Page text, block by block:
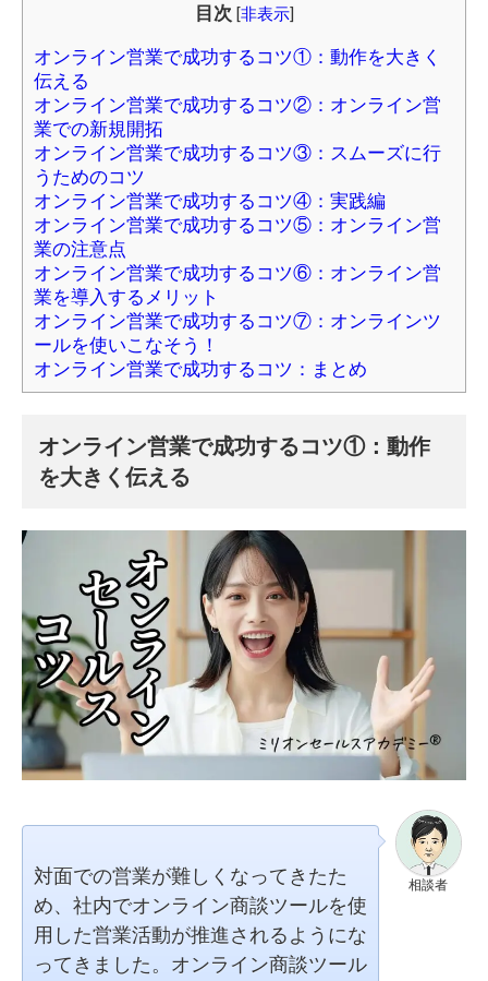
目次 [非表示]
オンライン営業で成功するコツ①：動作を大きく
伝える
オンライン営業で成功するコツ②：オンライン営
業での新規開拓
オンライン営業で成功するコツ③：スムーズに行
うためのコツ
オンライン営業で成功するコツ④：実践編
オンライン営業で成功するコツ⑤：オンライン営
業の注意点
オンライン営業で成功するコツ⑥：オンライン営
業を導入するメリット
オンライン営業で成功するコツ⑦：オンラインツ
ールを使いこなそう！
オンライン営業で成功するコツ：まとめ
オンライン営業で成功するコツ①：動作
を大きく伝える
相談者
対面での営業が難しくなってきたた
め、社内でオンライン商談ツールを使
用した営業活動が推進されるようにな
ってきました。オンライン商談ツール